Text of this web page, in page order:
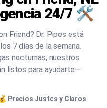
24/7 🛠️
Friend? Dr. Pipes está
7 días de la semana.
nocturnas, nuestros
listos para ayudarte—
Precios Justos y Claros